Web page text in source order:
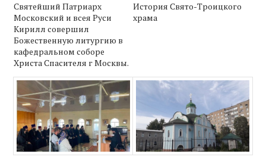
Святейший Патриарх
Московский и всея Руси
Кирилл совершил
Божественную литургию в
кафедральном соборе
Христа Спасителя г Москвы.
История Свято-Троицкого
храма